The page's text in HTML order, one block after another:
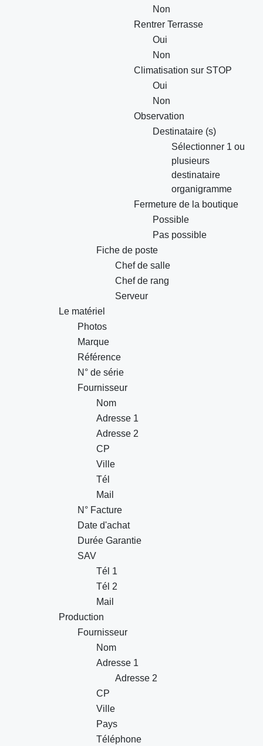
Non
Rentrer Terrasse
Oui
Non
Climatisation sur STOP
Oui
Non
Observation
Destinataire (s)
Sélectionner 1 ou
plusieurs
destinataire
organigramme
Fermeture de la boutique
Possible
Pas possible
Fiche de poste
Chef de salle
Chef de rang
Serveur
Le matériel
Photos
Marque
Référence
N° de série
Fournisseur
Nom
Adresse 1
Adresse 2
CP
Ville
Tél
Mail
N° Facture
Date d'achat
Durée Garantie
SAV
Tél 1
Tél 2
Mail
Production
Fournisseur
Nom
Adresse 1
Adresse 2
CP
Ville
Pays
Téléphone